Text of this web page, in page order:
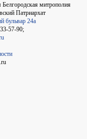
Белгородская митрополия
Патриархат
бульвар 24а
57-90;